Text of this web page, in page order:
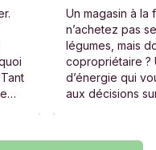
Un magasin à la
n’achetez pas
légumes, mais
copropriétaire ?
d’énergie qui
aux décisions